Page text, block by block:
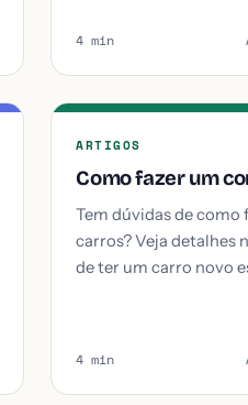
4 min
ARTIGOS
Como fazer um
Tem dúvidas de como
carros? Veja detalhes
de ter um carro novo
4 min